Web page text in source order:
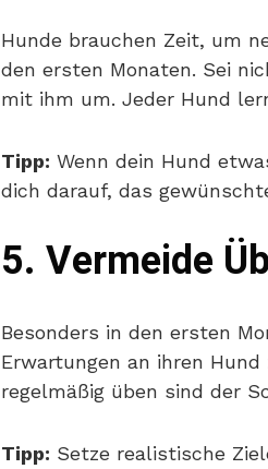
Hunde brauchen Zeit, um
den ersten Monaten. Sei
mit ihm um. Jeder Hund
Tipp: Wenn dein Hund
dich darauf, das
5. Vermeide
Besonders in den ersten
Erwartungen an ihren
regelmäßig üben sind der
Tipp: Setze realistische